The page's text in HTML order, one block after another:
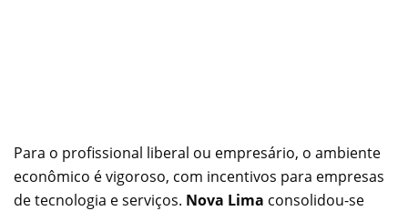
Para o profissional liberal ou empresário, o ambiente
econômico é vigoroso, com incentivos para empresas
de tecnologia e serviços. Nova Lima consolidou-se